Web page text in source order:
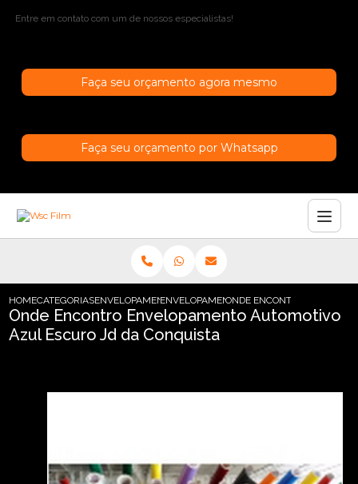
Entre em contato com um de nossos especialistas!
Faça seu orçamento agora mesmo
Faça seu orçamento por Whatsapp
HOMECATEGORIASENVELOPAMENTO AUTOMOTIVO
ENVELOPAMENTO AUTOMOTIVO AZUL
ONDE ENCONTRO
Onde Encontro Envelopamento Automotivo
Azul Escuro Jd da Conquista